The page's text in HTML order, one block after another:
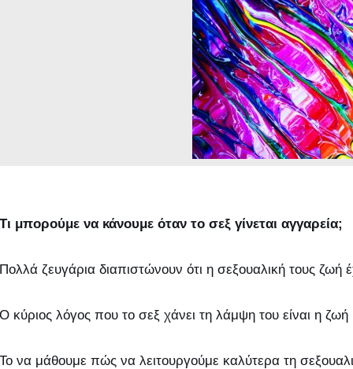
Τι μπορούμε να κάνουμε όταν το σεξ γίνεται αγγαρεία;
Πολλά ζευγάρια διαπιστώνουν ότι η σεξουαλική τους ζωή
Ο κύριος λόγος που το σεξ χάνει τη λάμψη του είναι η
Το να μάθουμε πώς να λειτουργούμε καλύτερα τη